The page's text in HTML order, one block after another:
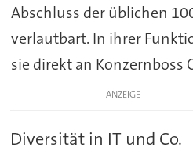
Abschluss der üblichen
verlautbart. In ihrer
sie direkt an Konzernboss
ANZEIGE
Diversität in IT und Co.